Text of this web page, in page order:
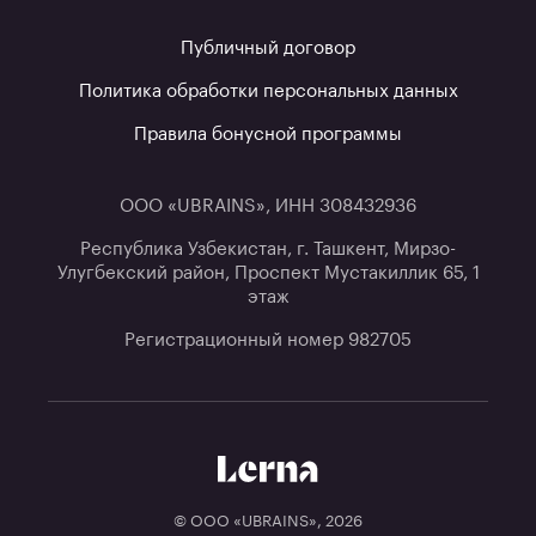
Публичный договор
Политика обработки персональных данных
Правила бонусной программы
ООО «UBRAINS», ИНН 308432936
Республика Узбекистан, г. Ташкент, Мирзо-
Улугбекский район, Проспект Мустакиллик 65, 1
этаж
Регистрационный номер 982705
© ООО «UBRAINS», 2026